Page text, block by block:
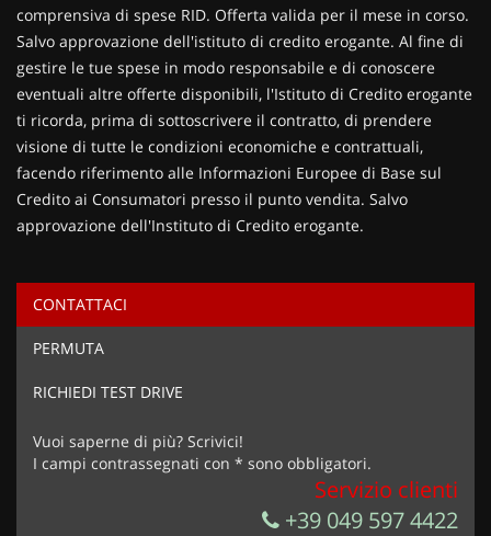
Ho letto e accettol'informativa privacy*
Acconsento al trattamento dei miei dati per finalità di
Invia la tua richiesta
comprensiva di spese RID. Offerta valida per il mese in corso.
Salvo approvazione dell'istituto di credito erogante. Al fine di
gestire le tue spese in modo responsabile e di conoscere
eventuali altre offerte disponibili, l'Istituto di Credito erogante
ti ricorda, prima di sottoscrivere il contratto, di prendere
visione di tutte le condizioni economiche e contrattuali,
facendo riferimento alle Informazioni Europee di Base sul
Credito ai Consumatori presso il punto vendita. Salvo
approvazione dell'Instituto di Credito erogante.
CONTATTACI
PERMUTA
RICHIEDI TEST DRIVE
Vuoi saperne di più? Scrivici!
I campi contrassegnati con * sono obbligatori.
Servizio clienti
+39 049 597 4422